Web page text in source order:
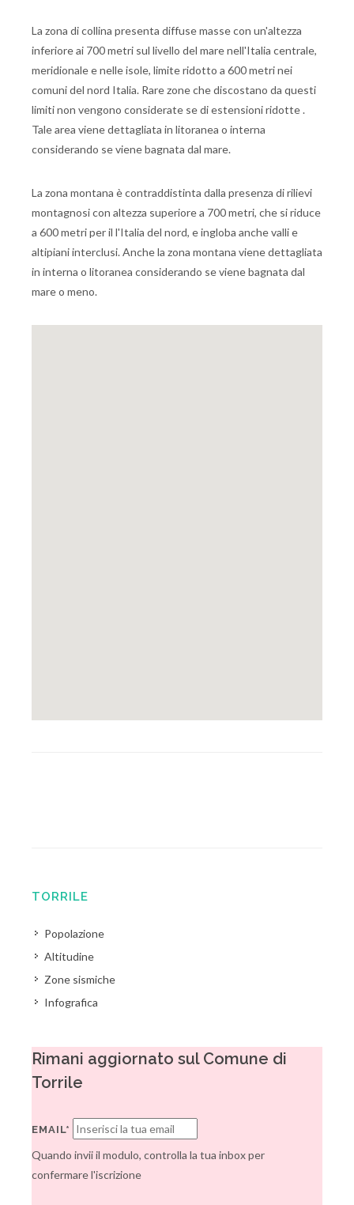
La zona di collina presenta diffuse masse con un'altezza
inferiore ai 700 metri sul livello del mare nell'Italia centrale,
meridionale e nelle isole, limite ridotto a 600 metri nei
comuni del nord Italia. Rare zone che discostano da questi
limiti non vengono considerate se di estensioni ridotte .
Tale area viene dettagliata in litoranea o interna
considerando se viene bagnata dal mare.
La zona montana è contraddistinta dalla presenza di rilievi
montagnosi con altezza superiore a 700 metri, che si riduce
a 600 metri per il l'Italia del nord, e ingloba anche valli e
altipiani interclusi. Anche la zona montana viene dettagliata
in interna o litoranea considerando se viene bagnata dal
mare o meno.
TORRILE
Popolazione
Altitudine
Zone sismiche
Infografica
Rimani aggiornato sul Comune di
Torrile
EMAIL*
Quando invii il modulo, controlla la tua inbox per
confermare l'iscrizione